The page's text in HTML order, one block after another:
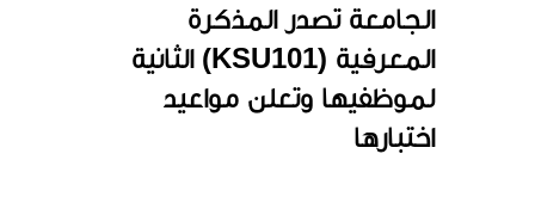
الجامعة تصدر المذكرة
المعرفية (KSU101) الثانية
لموظفيها وتعلن مواعيد
اختبارها